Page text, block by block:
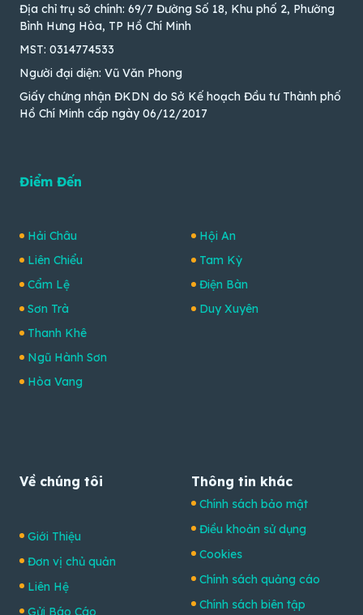
Địa chỉ trụ sở chính: 69/7 Đường Số 18, Khu phố 2, Phường
Bình Hưng Hòa, TP Hồ Chí Minh
MST: 0314774533
Người đại diện: Vũ Văn Phong
Giấy chứng nhận ĐKDN do Sở Kế hoạch Đầu tư Thành phố
Hồ Chí Minh cấp ngày 06/12/2017
Điểm Đến
Hải Châu
Liên Chiểu
Cẩm Lệ
Sơn Trà
Thanh Khê
Ngũ Hành Sơn
Hòa Vang
Hội An
Tam Kỳ
Điện Bàn
Duy Xuyên
Về chúng tôi
Giới Thiệu
Đơn vị chủ quản
Liên Hệ
Gửi Báo Cáo
Thông tin khác
Chính sách bảo mật
Điều khoản sử dụng
Cookies
Chính sách quảng cáo
Chính sách biên tập